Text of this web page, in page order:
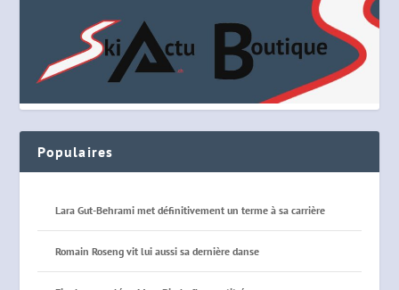
Populaires
Lara Gut-Behrami met définitivement un terme à sa carrière
Romain Roseng vit lui aussi sa dernière danse